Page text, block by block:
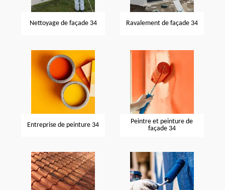
Nettoyage de façade 34 Ravalement de façade 34
Entreprise de peinture 34
Peintre et peinture de
façade 34